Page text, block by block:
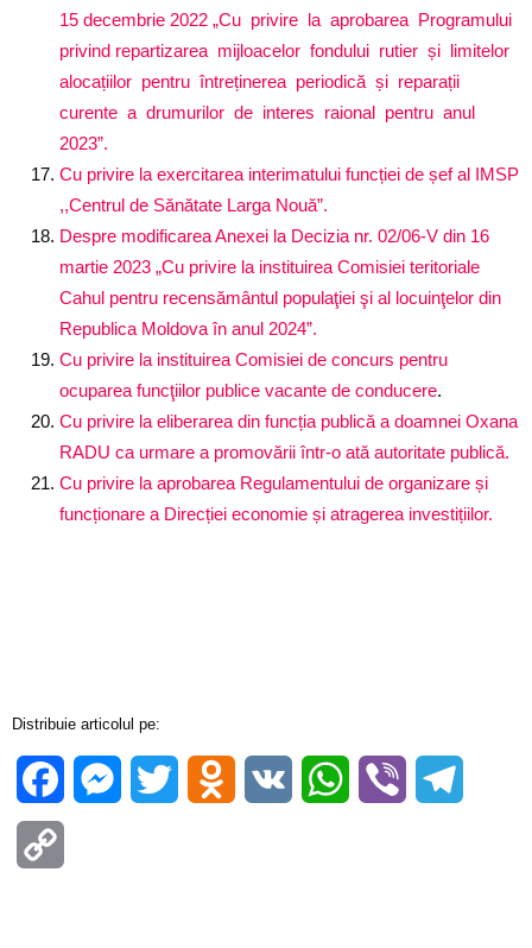
15 decembrie 2022 „Cu privire la aprobarea Programului
privind repartizarea mijloacelor fondului rutier și limitelor
alocațiilor pentru întreținerea periodică și reparații
curente a drumurilor de interes raional pentru anul
2023”.
Cu privire la exercitarea interimatului funcției de șef al IMSP
,,Centrul de Sănătate Larga Nouă”.
Despre modificarea Anexei la Decizia nr. 02/06-V din 16
martie 2023 „Cu privire la instituirea Comisiei teritoriale
Cahul pentru recensământul populaţiei şi al locuinţelor din
Republica Moldova în anul 2024”.
Cu privire la instituirea Comisiei de concurs pentru
ocuparea funcţiilor publice vacante de conducere.
Cu privire la eliberarea din funcția publică a doamnei Oxana
RADU ca urmare a promovării într-o ată autoritate publică.
Cu privire la aprobarea Regulamentului de organizare și
funcționare a Direcției economie și atragerea investițiilor.
Distribuie articolul pe:
FacebookMessenger
Twitter Odnoklassniki
VK WhatsApp
Viber